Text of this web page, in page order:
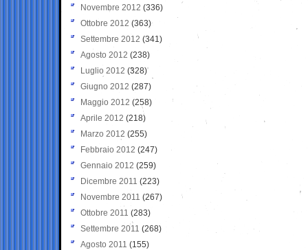
Novembre 2012 (336)
Ottobre 2012 (363)
Settembre 2012 (341)
Agosto 2012 (238)
Luglio 2012 (328)
Giugno 2012 (287)
Maggio 2012 (258)
Aprile 2012 (218)
Marzo 2012 (255)
Febbraio 2012 (247)
Gennaio 2012 (259)
Dicembre 2011 (223)
Novembre 2011 (267)
Ottobre 2011 (283)
Settembre 2011 (268)
Agosto 2011 (155)